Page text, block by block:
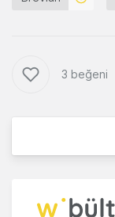
3 beğeni